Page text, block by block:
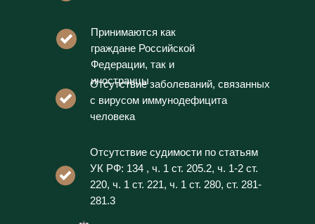
Принимаются как
граждане Российской
Федерации, так и
иностранцы
Отсутствие судимости по статьям
УК РФ: 134 , ч. 1 ст. 205.2, ч. 1-2 ст.
220, ч. 1 ст. 221, ч. 1 ст. 280, ст. 281-
281.3
Отсутствие заболеваний, связанных
с вирусом иммунодефицита
человека